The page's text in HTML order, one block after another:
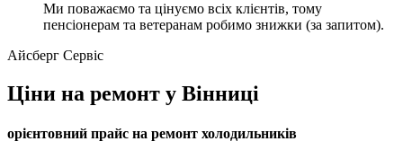
Ми поважаємо та цінуємо всіх клієнтів, тому
пенсіонерам та ветеранам робимо знижки (за запитом).
Айсберг Сервіс
Ціни на ремонт у Вінниці
орієнтовний прайс на ремонт холодильників